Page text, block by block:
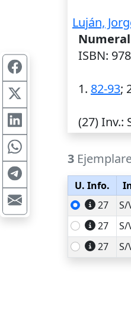
Luján,
ISBN:
1. 82-93;
(27)Inv.:
3
U. Info.
27
S/
27
S/
27
S/